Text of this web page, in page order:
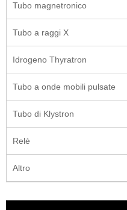
Tubo magnetronico
Tubo a raggi X
Idrogeno Thyratron
Tubo a onde mobili pulsate
Tubo di Klystron
Relè
Altro